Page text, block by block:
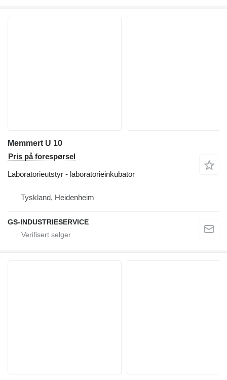
Memmert U 10
Pris på forespørsel
Laboratorieutstyr - laboratorieinkubator
Tyskland, Heidenheim
GS-INDUSTRIESERVICE